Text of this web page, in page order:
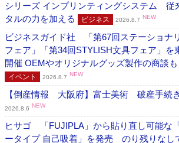
シリーズ インプリンティングシステム 従
タルの力を加える
ビジネス 2026.8.7 NEW
ビジネスガイド社 「第67回ステーショナ
フェア」「第34回STYLISH文具フェア」を
開催 OEMやオリジナルグッズ製作の商談も
イベント 2026.8.7 NEW
【倒産情報 大阪府】富士美術 破産手続
2026.8.6 NEW
ヒサゴ 「FUJIPLA」から貼り直し可能な
ータイプ 自己吸着」を発売 のり残りなし